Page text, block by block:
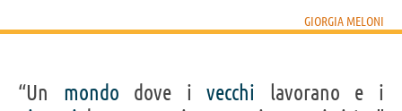
GIORGIA MELONI
“Un mondo dove ivecchi lavorano e i